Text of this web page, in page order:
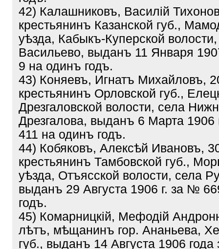
42) Калашниковъ, Василій
крестьянинъ Казанской губ.,
уѣзда, Кабыкъ-Куперской
Васильево, выданъ 11 Января
9 на одинъ годъ.
43) Коняевъ, Игнатъ Михайловъ,
крестьянинъ Орловской губ.,
Дрезгаловской волости, села
Дрезгалова, выданъ 6 Марта
411 на одинъ годъ.
44) Кобяковъ, Алексѣй Ивановъ,
крестьянинъ Тамбовской губ.,
уѣзда, Отъясской волости, села
выданъ 29 Августа 1906 г. за №
годъ.
45) Комарницкій, Мефодій
лѣтъ, мѣщанинъ гор. Ананьева,
губ., выданъ 14 Августа 1906